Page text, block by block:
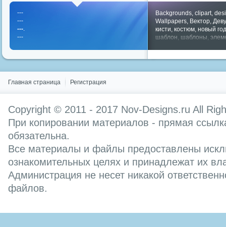
Backgrounds, clipart,
Wallpapers, Вектор,
кисти, костюм, новый год
шаблон, шаблоны,
---
---
---.
---
Главная страница Регистрация
Copyright © 2011 - 2017 Nov-Designs.ru All
При копировании материалов - прямая
обязательна.
Все материалы и файлы предоставлены
ознакомительных целях и принадлежат их
Администрация не несет никакой
файлов.